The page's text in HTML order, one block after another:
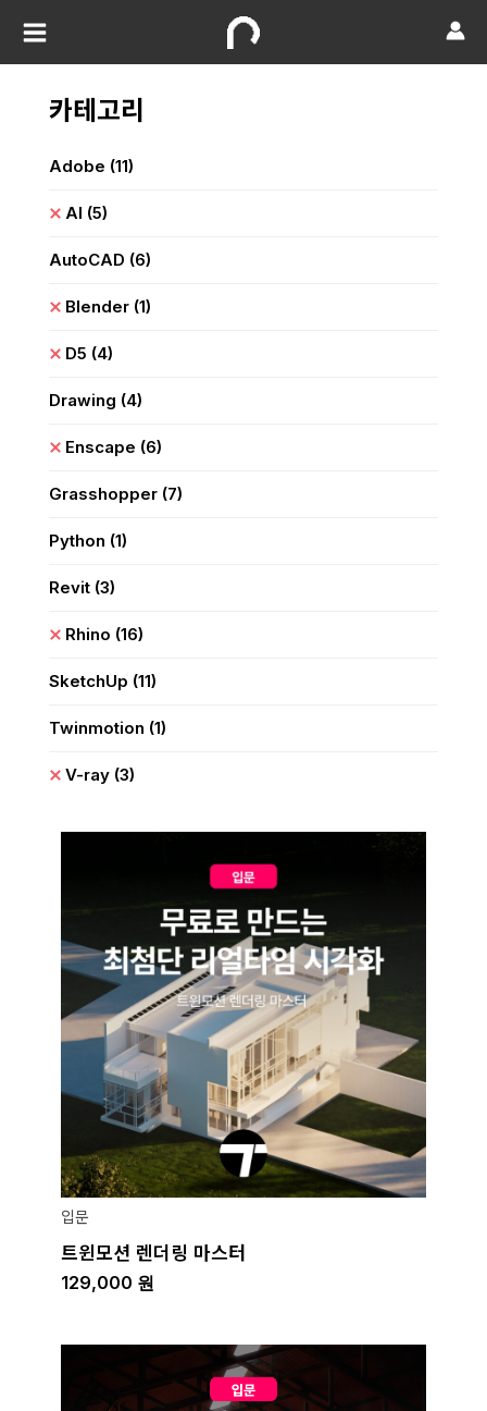
카테고리
Adobe (11)
AI (5)
AutoCAD (6)
Blender (1)
D5 (4)
Drawing (4)
Enscape (6)
Grasshopper (7)
Python (1)
Revit (3)
Rhino (16)
SketchUp (11)
Twinmotion (1)
V-ray (3)
입문
트윈모션 렌더링 마스터
129,000 원